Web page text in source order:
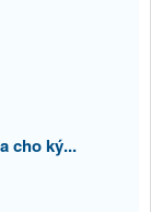
cho ký...